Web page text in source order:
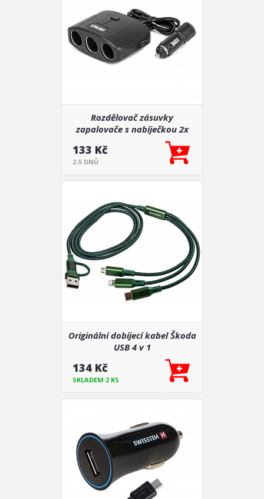
Rozdělovač zásuvky
zapalovače s nabíječkou 2x
USB-A ON/OFF 12V 24V 100W
70cm AMIO-04362
133 Kč
2-5 DNŮ
Originální dobíjecí kabel Škoda
USB 4 v 1
134 Kč
SKLADEM 2 KS